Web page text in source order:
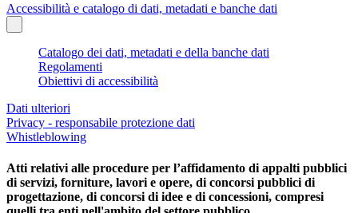
Accessibilità e catalogo di dati, metadati e banche dati
Catalogo dei dati, metadati e della banche dati
Regolamenti
Obiettivi di accessibilità
Dati ulteriori
Privacy - responsabile protezione dati
Whistleblowing
Atti relativi alle procedure per l’affidamento di appalti pubblici
di servizi, forniture, lavori e opere, di concorsi pubblici di
progettazione, di concorsi di idee e di concessioni, compresi